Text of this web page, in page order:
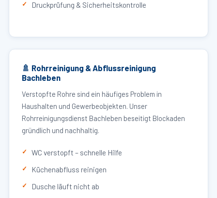
Druckprüfung & Sicherheitskontrolle
🚿 Rohrreinigung & Abflussreinigung
Bachleben
Verstopfte Rohre sind ein häufiges Problem in
Haushalten und Gewerbeobjekten. Unser
Rohrreinigungsdienst Bachleben beseitigt Blockaden
gründlich und nachhaltig.
WC verstopft – schnelle Hilfe
Küchenabfluss reinigen
Dusche läuft nicht ab